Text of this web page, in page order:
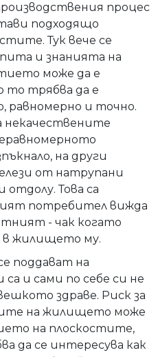
процес
подходящо
Тук вече се
и знанията на
може да е
то трябва да е
равномерно и точно.
на други
от натрупани
Това са
потребител вижда
- чак когато
жилището му.
поддават на
са и сами по себе си не
здраве. Риск за
на жилището може
на плоскостите,
да се интересува как